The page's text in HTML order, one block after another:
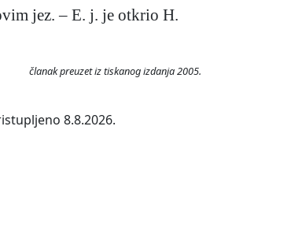
jez. – E. j. je otkrio H.
članak preuzet iz tiskanog izdanja 2005.
8.8.2026.